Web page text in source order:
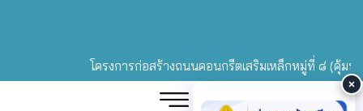
โครงการก่อสร้างถนนคอนกรีตเสริมเหล็กหมู่ที่ ๘ (คุ้มทร